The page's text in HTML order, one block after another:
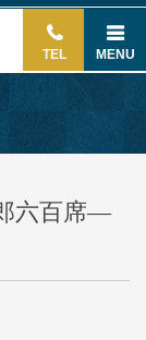
TEL MENU
六百席―